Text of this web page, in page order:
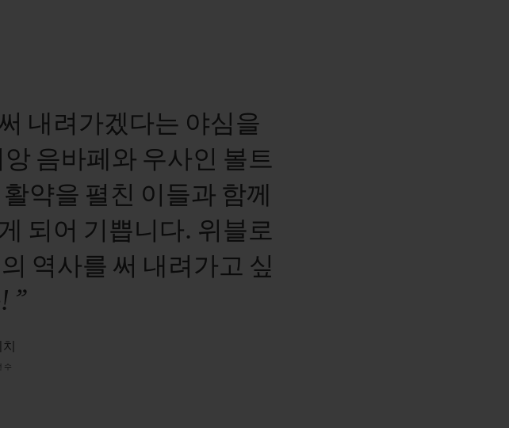
내려가겠다는 야심을
앙 음바페와 우사인 볼트
활약을 펼친 이들과 함께
되어 기쁩니다. 위블로
역사를 써 내려가고 싶
”
수